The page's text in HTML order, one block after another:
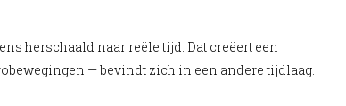
herschaald naar reële tijd. Dat creëert een
— bevindt zich in een andere tijdlaag.